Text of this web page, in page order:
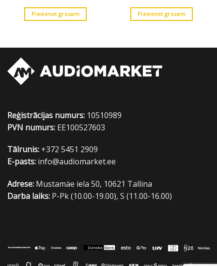
Pievienot grozam Pievienot grozam
Reģistrācijas numurs: 10510989
PVN numurs: EE100527603
Tālrunis: +372 5451 2909
E-pasts: info@audiomarket.ee
Adrese: Mustamäe iela 50, 10621 Tallina
Darba laiks: P-Pk (10.00-19.00), S (11.00-16.00)